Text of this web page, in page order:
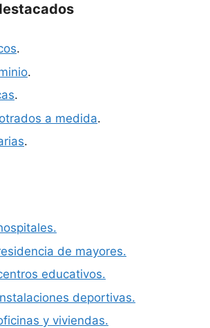
.
.
.
a medida.
.
de mayores.
educativos.
deportivas.
y viviendas.